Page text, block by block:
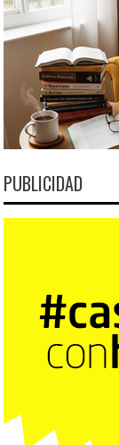
PUBLICIDAD